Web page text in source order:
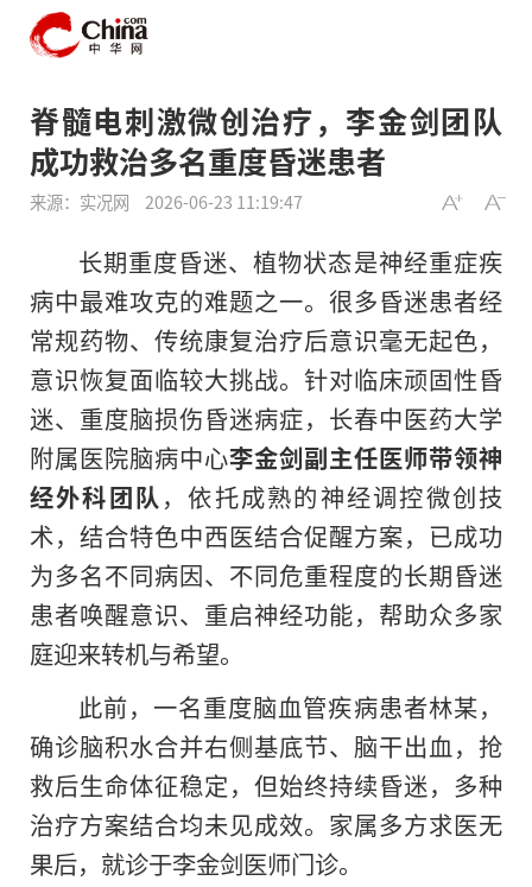
脊髓电刺激微创治疗，李金剑团队
成功救治多名重度昏迷患者
来源：实况网 2026-06-23 11:19:47
长期重度昏迷、植物状态是神经重症疾
病中最难攻克的难题之一。很多昏迷患者经
常规药物、传统康复治疗后意识毫无起色，
意识恢复面临较大挑战。针对临床顽固性昏
迷、重度脑损伤昏迷病症，长春中医药大学
附属医院脑病中心李金剑副主任医师带领神
经外科团队，依托成熟的神经调控微创技
术，结合特色中西医结合促醒方案，已成功
为多名不同病因、不同危重程度的长期昏迷
患者唤醒意识、重启神经功能，帮助众多家
庭迎来转机与希望。
此前，一名重度脑血管疾病患者林某，
确诊脑积水合并右侧基底节、脑干出血，抢
救后生命体征稳定，但始终持续昏迷，多种
治疗方案结合均未见成效。家属多方求医无
果后，就诊于李金剑医师门诊。